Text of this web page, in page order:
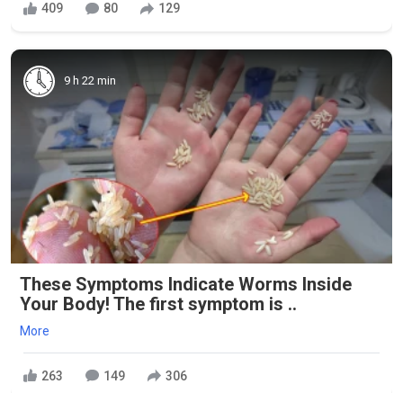
409 80 129
9 h 22 min
These Symptoms Indicate Worms Inside
Your Body! The first symptom is ..
More
263 149 306